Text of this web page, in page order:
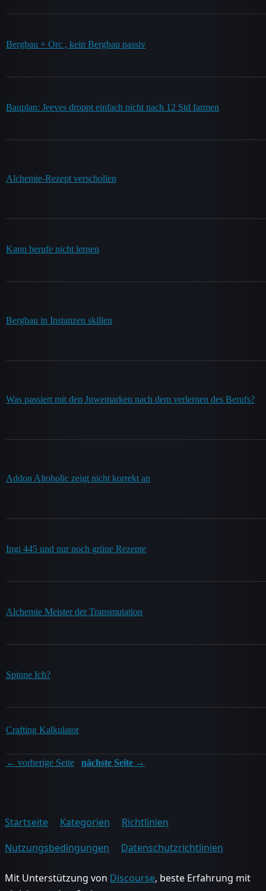
Bergbau + Orc , kein Bergbau passiv
Bauplan: Jeeves droppt einfach nicht nach 12 Std farmen
Alchemie-Rezept verschollen
Kann berufe nicht lernen
Bergbau in Instanzen skillen
Was passiert mit den Juwemarken nach dem verlernen des Berufs?
Addon Altoholic zeigt nicht korrekt an
Ingi 445 und nur noch grüne Rezepte
Alchemie Meister der Transmutation
Spinne Ich?
Crafting Kalkulator
← vorherige Seite nächste Seite →
Startseite Kategorien
Richtlinien
Nutzungsbedingungen
Datenschutzrichtlinien
Mit Unterstützung von Discourse, beste Erfahrung mit